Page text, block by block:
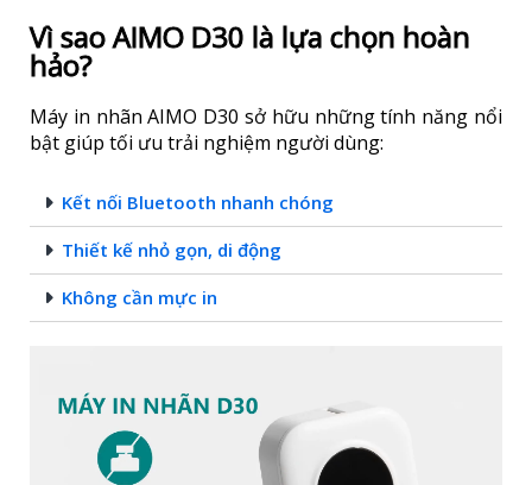
Vì sao AIMO D30 là lựa chọn hoàn
hảo?
Máy in nhãn AIMO D30 sở hữu những tính năng nổi
bật giúp tối ưu trải nghiệm người dùng:
Kết nối Bluetooth nhanh chóng
Thiết kế nhỏ gọn, di động
Không cần mực in